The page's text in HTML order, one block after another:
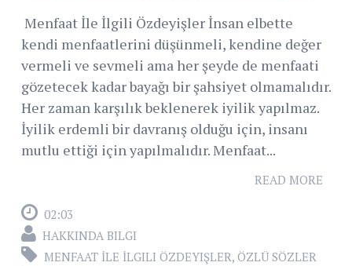
Menfaat İle İlgili Özdeyişler İnsan elbette
kendi menfaatlerini düşünmeli, kendine değer
vermeli ve sevmeli ama her şeyde de menfaati
gözetecek kadar bayağı bir şahsiyet olmamalıdır.
Her zaman karşılık beklenerek iyilik yapılmaz.
İyilik erdemli bir davranış olduğu için, insanı
mutlu ettiği için yapılmalıdır. Menfaat...
READ MORE
02:03
HAKKINDA BILGI
MENFAAT İLE İLGILI ÖZDEYIŞLER, ÖZLÜ SÖZLER